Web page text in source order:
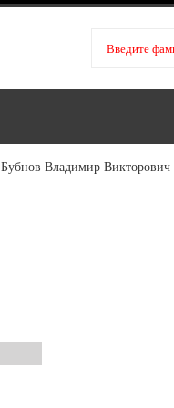
Бубнов Владимир Викторович